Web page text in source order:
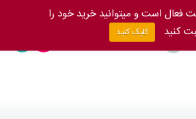
فعال است و میتوانید خرید خود را
کنید
کلیک کنید